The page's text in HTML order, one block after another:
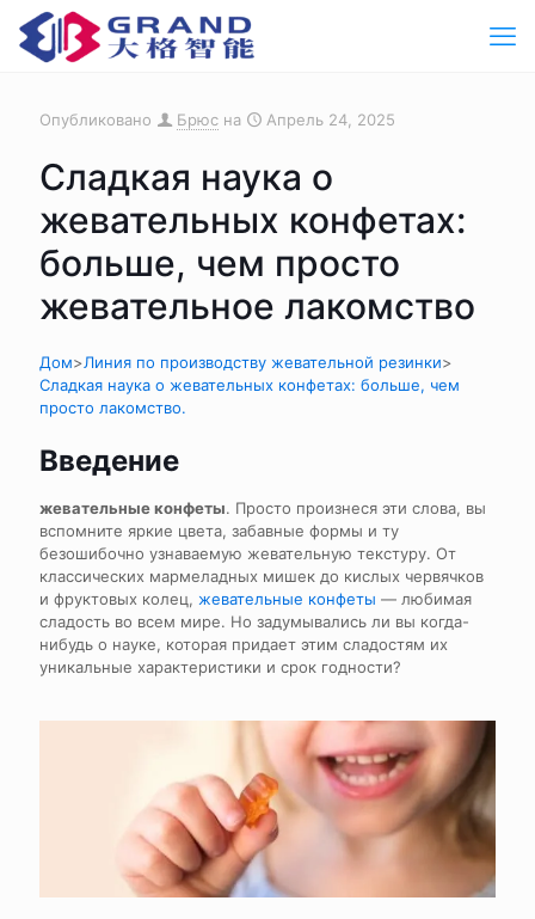
Опубликовано Брюс на Апрель 24, 2025
Сладкая наука о
жевательных конфетах:
больше, чем просто
жевательное лакомство
Дом>Линия по производству жевательной резинки>
Сладкая наука о жевательных конфетах: больше, чем
просто лакомство.
Введение
жевательные конфеты. Просто произнеся эти слова, вы
вспомните яркие цвета, забавные формы и ту
безошибочно узнаваемую жевательную текстуру. От
классических мармеладных мишек до кислых червячков
и фруктовых колец, жевательные конфеты — любимая
сладость во всем мире. Но задумывались ли вы когда-
нибудь о науке, которая придает этим сладостям их
уникальные характеристики и срок годности?